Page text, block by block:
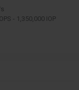
- 1,350,000 IOP
(Tùy điều kiện